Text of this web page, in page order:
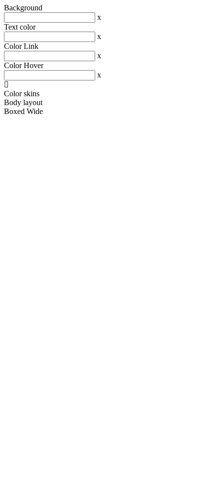
Background
x
Text color
x
Color Link
x
Color Hover
x
Color skins
Body layout
Boxed Wide